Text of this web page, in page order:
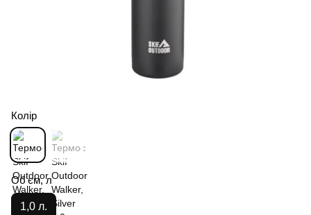
Колір
Об'єм, л
1,0 л.